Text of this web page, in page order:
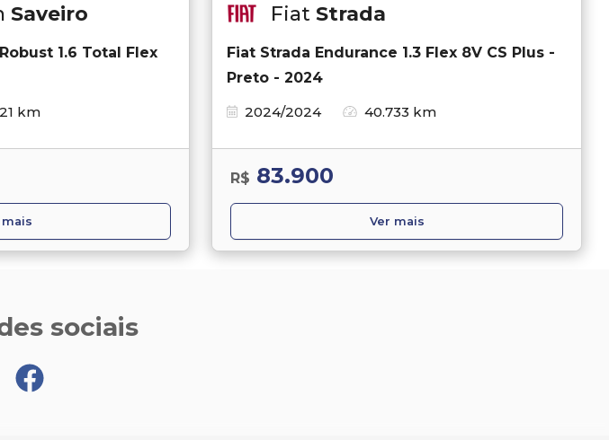
Saveiro
1.6 Total Flex
km
mais
Fiat Strada
Fiat Strada Endurance 1.3 Flex 8V CS Plus -
Preto - 2024
2024/2024
40.733 km
R$ 83.900
Ver mais
sociais